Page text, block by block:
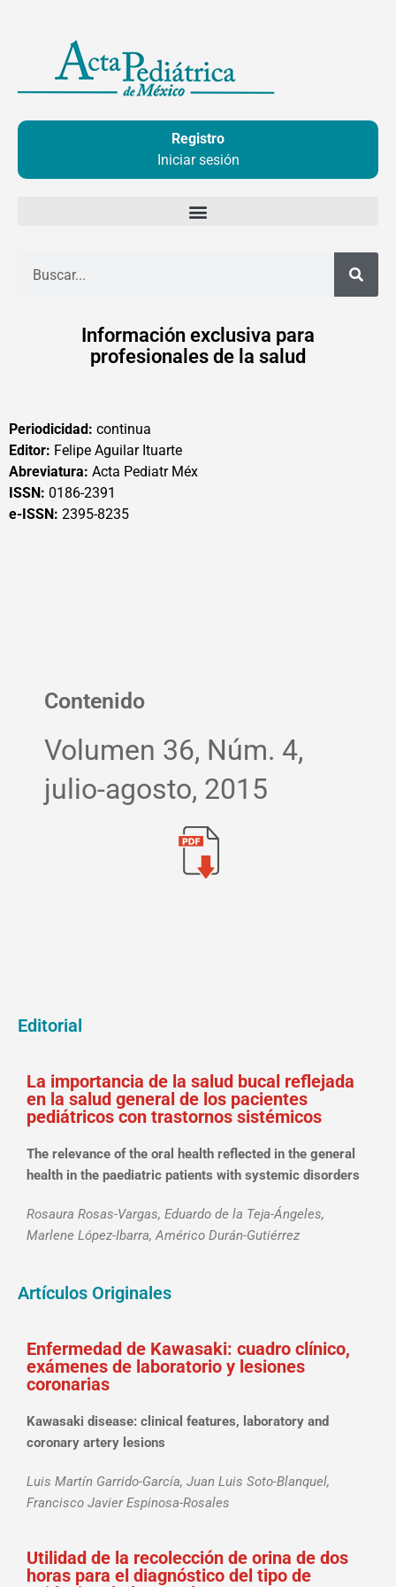
contenido
Registro
Iniciar sesión
Información exclusiva para
profesionales de la salud
Periodicidad: continua
Editor: Felipe Aguilar Ituarte
Abreviatura: Acta Pediatr Méx
ISSN: 0186-2391
e-ISSN: 2395-8235
Contenido
Volumen 36, Núm. 4,
julio-agosto, 2015
Editorial
La importancia de la salud bucal reflejada
en la salud general de los pacientes
pediátricos con trastornos sistémicos
The relevance of the oral health reflected in the general
health in the paediatric patients with systemic disorders
Rosaura Rosas-Vargas, Eduardo de la Teja-Ángeles,
Marlene López-Ibarra, Américo Durán-Gutiérrez
Artículos Originales
Enfermedad de Kawasaki: cuadro clínico,
exámenes de laboratorio y lesiones
coronarias
Kawasaki disease: clinical features, laboratory and
coronary artery lesions
Luis Martín Garrido-García, Juan Luis Soto-Blanquel,
Francisco Javier Espinosa-Rosales
Utilidad de la recolección de orina de dos
horas para el diagnóstico del tipo de